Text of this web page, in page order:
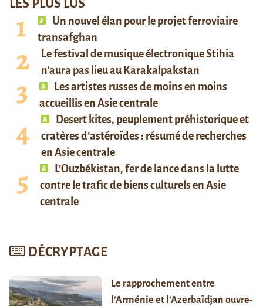
LES PLUS LUS
Un nouvel élan pour le projet ferroviaire
transafghan
Le festival de musique électronique Stihia
n’aura pas lieu au Karakalpakstan
Les artistes russes de moins en moins
accueillis en Asie centrale
Desert kites, peuplement préhistorique et
cratères d’astéroïdes : résumé de recherches
en Asie centrale
L’Ouzbékistan, fer de lance dans la lutte
contre le trafic de biens culturels en Asie
centrale
DÉCRYPTAGE
Le rapprochement entre
l’Arménie et l’Azerbaïdjan ouvre-